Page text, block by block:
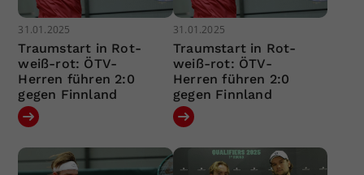
31.01.2025
Traumstart in Rot-
weiß-rot: ÖTV-
Herren führen 2:0
gegen Finnland
31.01.2025
Traumstart in Rot-
weiß-rot: ÖTV-
Herren führen 2:0
gegen Finnland